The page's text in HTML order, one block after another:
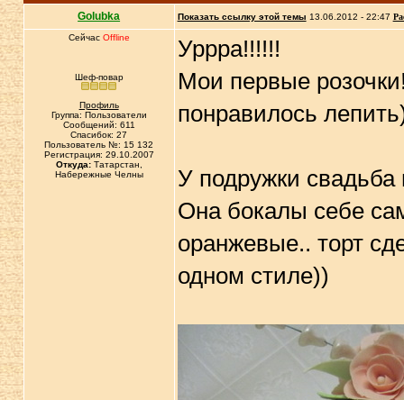
Golubka Показать ссылку этой темы 13.06.2012 - 22:47
Сейчас Offline
Шеф-повар
Профиль
Группа: Пользователи
Сообщений: 611
Спасибок: 27
Пользователь №: 15 132
Регистрация: 29.10.2007
Откуда:Татарстан,
Набережные Челны
Уррра!!!!!!
Мои первые
понравилось
У подружки свадьба
Она бокалы себе
оранжевые.. торт
одном стиле))